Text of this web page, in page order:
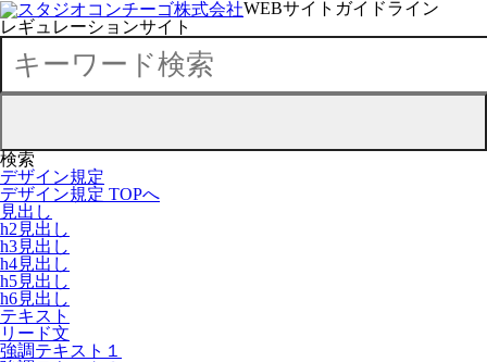
WEBサイトガイドライン
レギュレーションサイト
検索
デザイン規定
デザイン規定 TOPへ
見出し
h2見出し
h3見出し
h4見出し
h5見出し
h6見出し
テキスト
リード文
強調テキスト１